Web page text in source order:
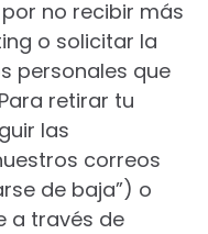
no recibir más
o solicitar la
personales que
retirar tu
las
correos
de baja”) o
a través de